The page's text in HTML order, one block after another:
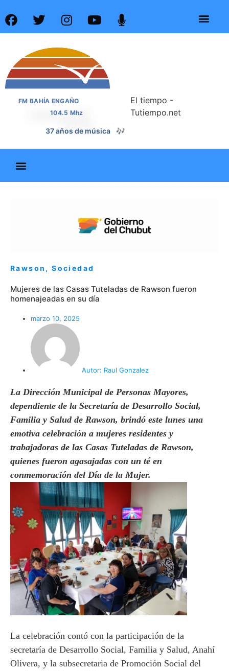
FM BAHÍA ENGAÑO
104.5 Mhz
37 años de noticias 📰
El tiempo -
Tutiempo.net
Rawson ,Sociedad
Mujeres de las Casas Tuteladas de Rawson fueron
homenajeadas en su día
marzo 10, 2025
Autor: Raul Gonzalez
La Dirección Municipal de Personas Mayores,
dependiente de la Secretaría de Desarrollo Social,
Familia y Salud de Rawson, brindó este lunes una
emotiva celebración a mujeres residentes y
trabajadoras de las Casas Tuteladas de Rawson,
quienes fueron agasajadas con un té en
conmemoración del Día de la Mujer.
La celebración contó con la participación de la
secretaría de Desarrollo Social, Familia y Salud, Anahí
Olivera, y la subsecretaria de Promoción Social del